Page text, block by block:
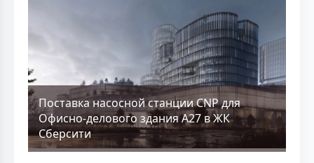
Поставка насосной станции CNP для
Офисно-делового здания А27 в ЖК
Сберсити